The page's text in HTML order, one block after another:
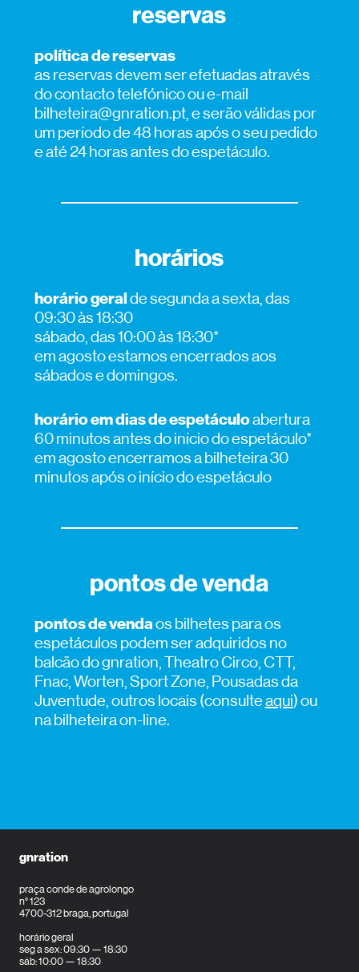
reservas
política de reservas
as reservas devem ser efetuadas através
do contacto telefónico ou e-mail
bilheteira@gnration.pt, e serão válidas por
um período de 48 horas após o seu pedido
e até 24 horas antes do espetáculo.
horários
horário geralde segunda a sexta, das
09:30 às 18:30
sábado, das 10:00 às 18:30*
em agosto estamos encerrados aos
sábados e domingos.
horário em dias de espetáculoabertura
60 minutos antes do início do espetáculo*
em agostoencerramos a bilheteira 30
minutos após o início do espetáculo
pontos de venda
pontos de vendaos bilhetes para os
espetáculos podem ser adquiridos no
balcão do gnration, Theatro Circo, CTT,
Fnac, Worten, Sport Zone, Pousadas da
Juventude, outros locais (consulteaqui) ou
na bilheteira on-line.
gnration
praça conde de agrolongo
n° 123
4700-312 braga, portugal
horário geral
seg a sex: 09:30 — 18:30
sáb: 10:00 — 18:30